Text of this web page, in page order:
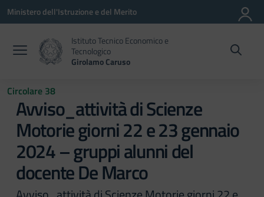
Vai ai contenuti
Vai al menu di navigazione
Vai al footer
Ministero dell'Istruzione e del Merito
Istituto Tecnico Economico e
Tecnologico
Girolamo Caruso
Circolare 38
Avviso_attività di Scienze
Motorie giorni 22 e 23 gennaio
2024 – gruppi alunni del
docente De Marco